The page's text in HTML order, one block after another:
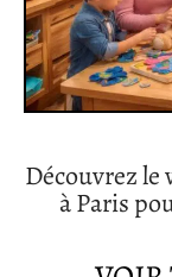
Découvrez le
à Paris